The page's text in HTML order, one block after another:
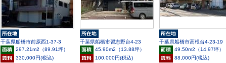
千葉県船橋市前原西1-37-3
297.21m2 （89.91坪）
330,000円(税込)
千葉県船橋市習志野台4-23
45.90m2 （13.88坪）
100,000円(税込)
千葉県船橋市高根台4-23-19
49.50m2 （14.97坪）
88,000円(税込)